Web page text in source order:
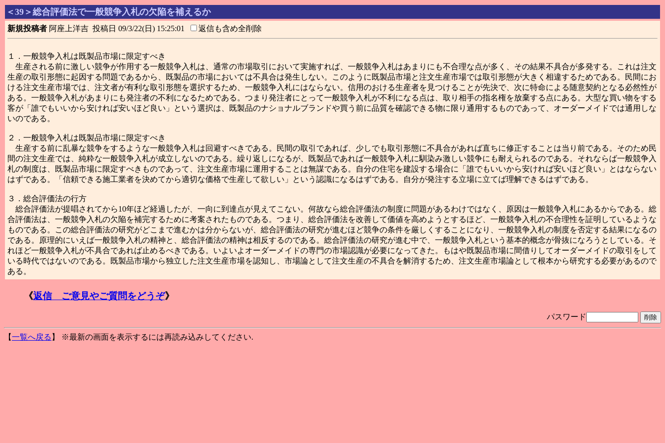
＜39＞総合評価法で一般競争入札の欠陥を補えるか
新規投稿者 阿座上洋吉 投稿日 09/3/22(日) 15:25:01 返信も含め全削除
１．一般競争入札は既製品市場に限定すべき
生産される前に激しい競争が作用する一般競争入札は、通常の市場取引において実施すれば、一般競争入札はあまりにも不合理な点が多く、その結果不具合が多発する。これは注文
生産の取引形態に起因する問題であるから、既製品の市場においては不具合は発生しない。このように既製品市場と注文生産市場では取引形態が大きく相違するためである。民間にお
ける注文生産市場では、注文者が有利な取引形態を選択するため、一般競争入札にはならない。信用のおける生産者を見つけることが先決で、次に特命による随意契約となる必然性が
ある。一般競争入札があまりにも発注者の不利になるためである。つまり発注者にとって一般競争入札が不利になる点は、取り相手の指名権を放棄する点にある。大型な買い物をする
客が「誰でもいいから安ければ安いほど良い」という選択は、既製品のナショナルブランドや買う前に品質を確認できる物に限り通用するものであって、オーダーメイドでは通用しな
いのである。
２．一般競争入札は既製品市場に限定すべき
生産する前に乱暴な競争をするような一般競争入札は回避すべきである。民間の取引であれば、少しでも取引形態に不具合があれば直ちに修正することは当り前である。そのため民
間の注文生産では、純粋な一般競争入札が成立しないのである。繰り返しになるが、既製品であれば一般競争入札に馴染み激しい競争にも耐えられるのである。それならば一般競争入
札の制度は、既製品市場に限定すべきものであって、注文生産市場に運用することは無謀である。自分の住宅を建設する場合に「誰でもいいから安ければ安いほど良い」とはならない
はずである。「信頼できる施工業者を決めてから適切な価格で生産して欲しい」という認識になるはずである。自分が発注する立場に立てば理解できるはずである。
３．総合評価法の行方
総合評価法が提唱されてから10年ほど経過したが、一向に到達点が見えてこない。何故なら総合評価法の制度に問題があるわけではなく、原因は一般競争入札にあるからである。総
合評価法は、一般競争入札の欠陥を補完するために考案されたものである。つまり、総合評価法を改善して価値を高めようとするほど、一般競争入札の不合理性を証明しているような
ものである。この総合評価法の研究がどこまで進むかは分からないが、総合評価法の研究が進むほど競争の条件を厳しくすることになり、一般競争入札の制度を否定する結果になるの
である。原理的にいえば一般競争入札の精神と、総合評価法の精神は相反するのである。総合評価法の研究が進む中で、一般競争入札という基本的概念が骨抜になろうとしている。そ
れほど一般競争入札が不具合であれば止めるべきである。いよいよオーダーメイドの専門の市場認識が必要になってきた。もはや既製品市場に間借りしてオーダーメイドの取引をして
いる時代ではないのである。既製品市場から独立した注文生産市場を認知し、市場論として注文生産の不具合を解消するため、注文生産市場論として根本から研究する必要があるので
ある。
《返信 ご意見やご質問をどうぞ》
パスワード
【一覧へ戻る 】 ※最新の画面を表示するには再読み込みしてください.